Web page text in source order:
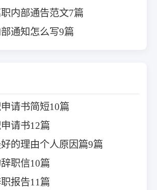
内部通告范文7篇
通知怎么写9篇
请书简短10篇
请书12篇
的理由个人原因篇9篇
职信10篇
报告11篇